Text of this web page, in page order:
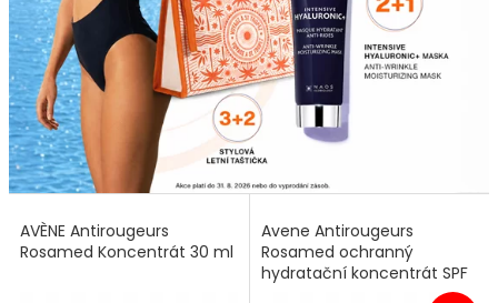
AVÈNE Antirougeurs
Rosamed Koncentrát 30 ml
Avene Antirougeurs
Rosamed ochranný
hydratační koncentrát SPF